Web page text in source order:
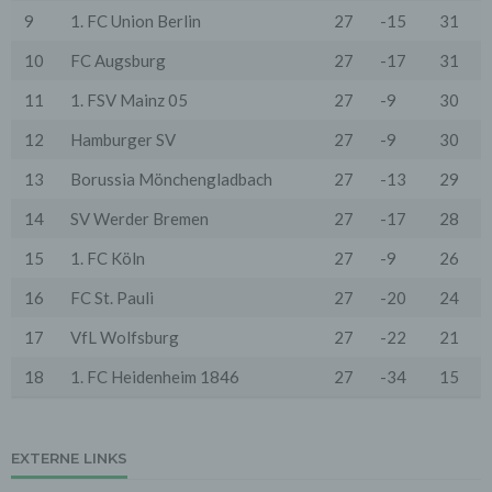
9
1. FC Union Berlin 27 -15
31
10
FC Augsburg 27 -17
31
11
1. FSV Mainz 05 27 -9
30
12
Hamburger SV 27 -9
30
13
Borussia Mönchengladbach 27 -13
29
14
SV Werder Bremen 27 -17
28
15
1. FC Köln 27 -9
26
16
FC St. Pauli 27 -20
24
17
VfL Wolfsburg 27 -22
21
18
1. FC Heidenheim 1846 27 -34 15
EXTERNE LINKS
vertraglichen Verpflichtungen gegenüber den Nutzern
oder Email) werden die Angaben des Nutzers zwecks
Anschlussfragen entstehen, gespeichert.
ihren Verwendungszweck erfüllt haben und der
Löschung keine Aufbewahrungspflichten
entgegenstehen.
4. Erhebung von Zugriffsdaten
Wir erheben Daten über jeden Zugriff auf den Server,
auf dem sich dieser Dienst befindet (so genannte
Serverlogfiles). Zu den Zugriffsdaten gehören Name
des Abrufs, übertragene Datenmenge, Meldung über
Betriebssystem des Nutzers, Referrer URL (die zuvor
Wir verwenden die Protokolldaten ohne Zuordnung zur
Person des Nutzers oder sonstiger Profilerstellung